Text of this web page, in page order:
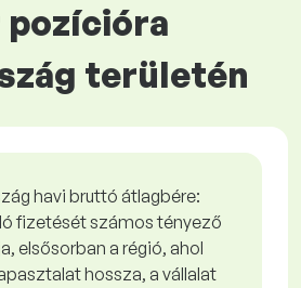
pozícióra
területén
havi bruttó átlagbére:
fizetését számos tényező
elsősorban a régió, ahol
hossza, a vállalat